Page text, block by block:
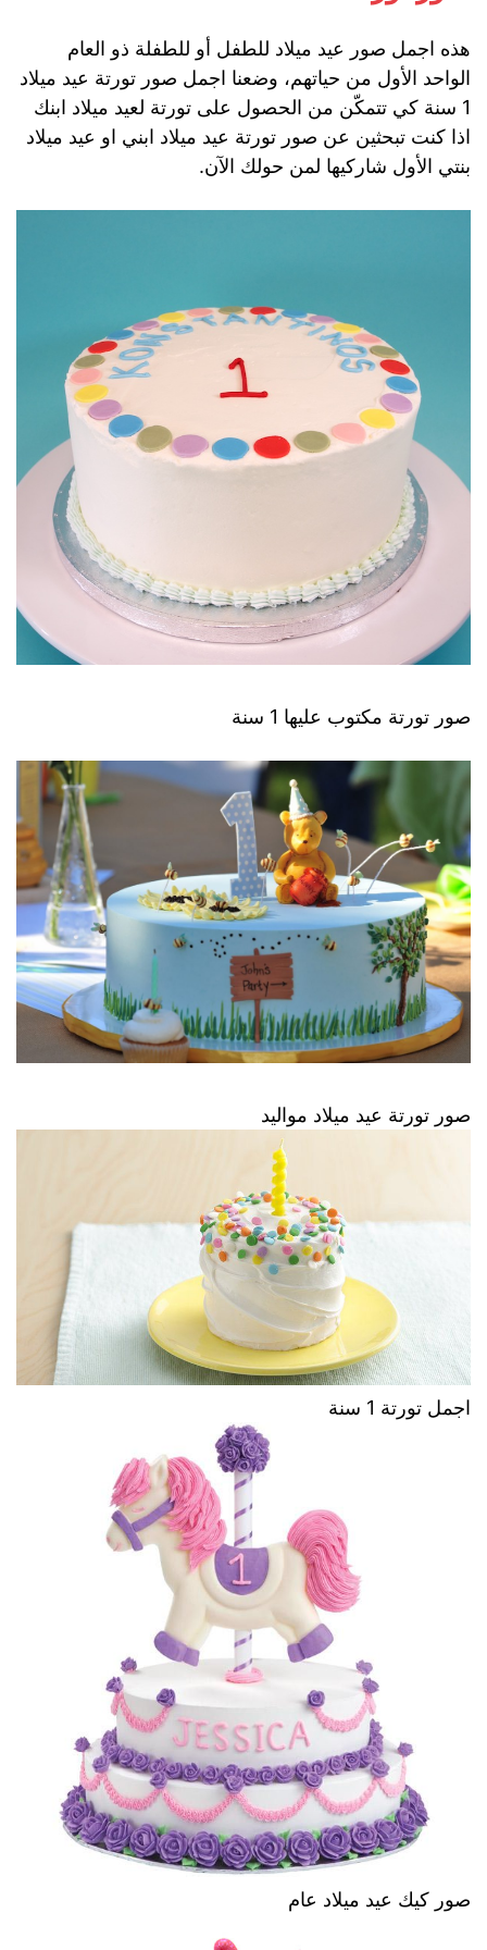
هذه اجمل صور عيد ميلاد للطفل أو للطفلة ذو العام
الواحد الأول من حياتهم، وضعنا اجمل صور تورتة عيد ميلاد
1 سنة كي تتمكّن من الحصول على تورتة لعيد ميلاد ابنك
اذا كنت تبحثين عن صور تورتة عيد ميلاد ابني او عيد ميلاد
بنتي الأول شاركيها لمن حولك الآن.
صور تورتة مكتوب عليها 1 سنة
صور تورتة عيد ميلاد مواليد
اجمل تورتة 1 سنة
صور كيك عيد ميلاد عام